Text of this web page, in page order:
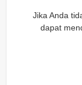
Jika Anda
dapat